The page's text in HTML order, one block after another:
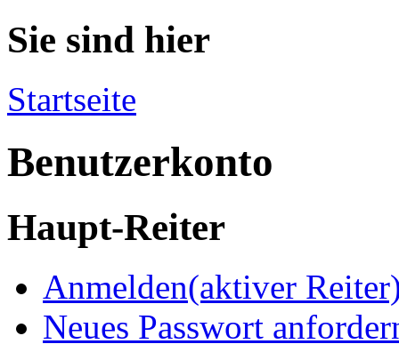
Sie sind hier
Startseite
Benutzerkonto
Haupt-Reiter
Anmelden(aktiver
Neues Passwort